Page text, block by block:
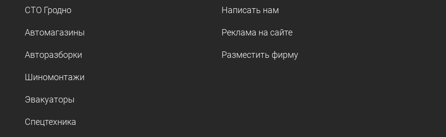
СТО Гродно
Автомагазины
Авторазборки
Шиномонтажи
Эвакуаторы
Спецтехника
Написать нам
Реклама на сайте
Разместить фирму